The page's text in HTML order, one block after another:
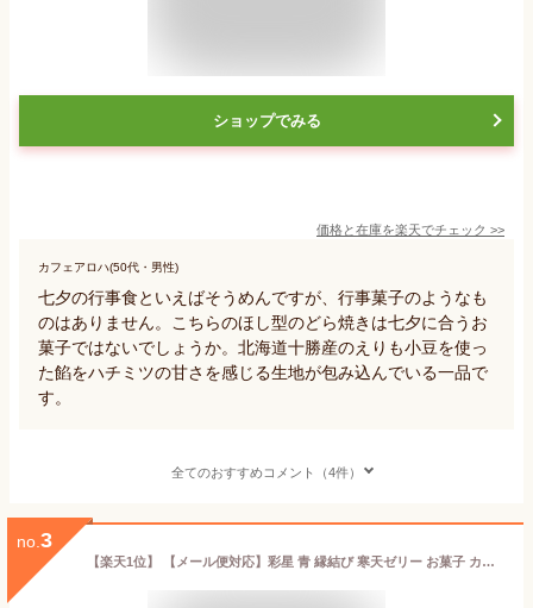
ショップでみる
価格と在庫を楽天でチェック >>
カフェアロハ(50代・男性)
七夕の行事食といえばそうめんですが、行事菓子のようなも
のはありません。こちらのほし型のどら焼きは七夕に合うお
菓子ではないでしょうか。北海道十勝産のえりも小豆を使っ
た餡をハチミツの甘さを感じる生地が包み込んでいる一品で
す。
全てのおすすめコメント（4件）
no. 3
【楽天1位】 【メール便対応】彩星 青 縁結び 寒天ゼリー お菓子 カラフル きれい 宝石 星 ASMR 咀嚼音 小さいゼリー 七夕 ラムネ メロン 苺 りんご 贈り物 プチギフト プレゼント メッセージカード カード いづも寒天工房 ギフト 子供会 インスタ映え 推し